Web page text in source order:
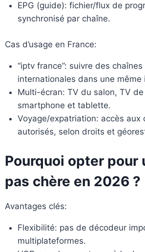
EPG (guide): fichier/flux de
synchronisé par chaîne.
Cas d’usage en France:
“iptv france”: suivre des
internationales dans une même
Multi-écran: TV du salon, TV
smartphone et tablette.
Voyage/expatriation: accès aux
autorisés, selon droits et
Pourquoi opter pour
pas chère en 2026 ?
Avantages clés:
Flexibilité: pas de décodeur
multiplateformes.